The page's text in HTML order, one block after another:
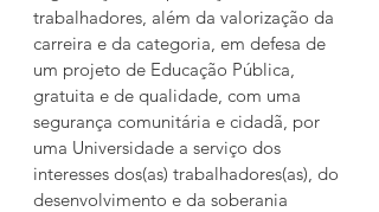
trabalhadores, além da valorização da
carreira e da categoria, em defesa de
um projeto de Educação Pública,
gratuita e de qualidade, com uma
segurança comunitária e cidadã, por
uma Universidade a serviço dos
interesses dos(as) trabalhadores(as), do
desenvolvimento e da soberania